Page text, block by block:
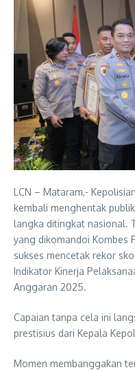
LCN – Mataram,-
kembali menghentak
langka ditingkat nasional.
yang dikomandoi Kombes
sukses mencetak rekor
Indikator Kinerja
Anggaran 2025.
Capaian tanpa cela ini
prestisius dari Kepala
Momen membanggakan